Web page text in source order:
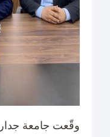
وقّعت جامعة